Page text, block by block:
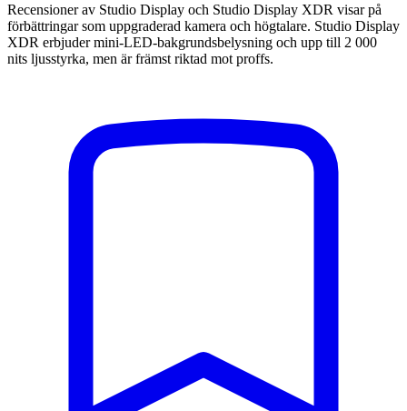
Recensioner av Studio Display och Studio Display XDR visar på
förbättringar som uppgraderad kamera och högtalare. Studio Display
XDR erbjuder mini-LED-bakgrundsbelysning och upp till 2 000
nits ljusstyrka, men är främst riktad mot proffs.